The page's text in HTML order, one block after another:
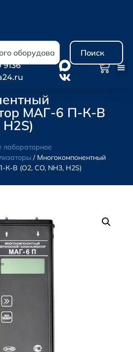
Поиск
9136
МАГ-6 П-К-В
лабораторное
/ Многокомпонентный
К-В (О2, CO, NH3, H2S)